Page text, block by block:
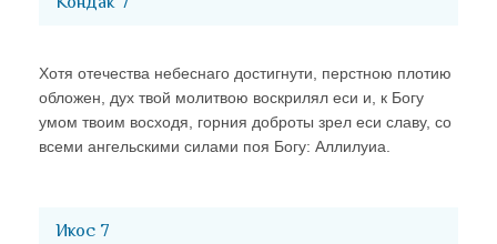
Хотя отечества небеснаго достигнути, перстною плотию
обложен, дух твой молитвою воскрилял еси и, к Богу
умом твоим восходя, горния доброты зрел еси славу, со
всеми ангельскими силами поя Богу: Аллилуиа.
Икос 7